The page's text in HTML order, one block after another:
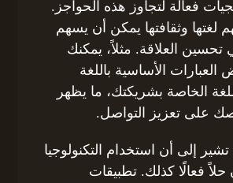
فعالة لتجاوز هذه الحواجز.
لغتها وثقافتها يمكن أن يسهم
العلاقة. مثلاً، يمكنك
العبارات الأساسية باللغة
الخاصة بشريكتك، ما يظهر
على تعزيز التواصل.
إلى أن استخدام التكنولوجيا
فعالًا كذلك. تطبيقات